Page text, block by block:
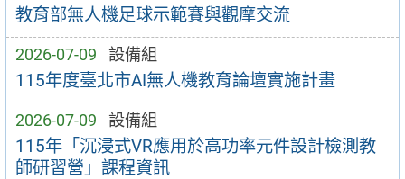
教育部無人機足球示範賽與觀摩交流
2026-07-09 設備組
115年度臺北市AI無人機教育論壇實施計畫
2026-07-09 設備組
115年「沉浸式VR應用於高功率元件設計檢測教
師研習營」課程資訊